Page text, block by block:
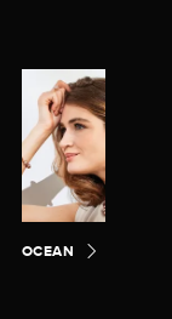
OCEAN